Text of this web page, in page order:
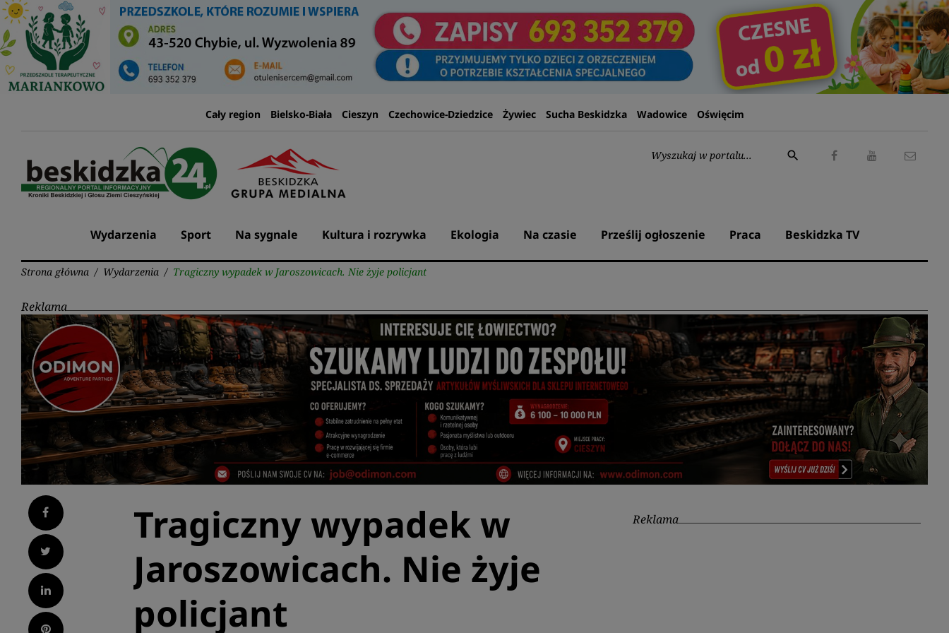
Przejdź
do
treści
Cały region Bielsko-Biała Cieszyn Czechowice-Dziedzice Żywiec Sucha Beskidzka Wadowice Oświęcim
Wyszukaj:
search
Wydarzenia Sport Na sygnale Kultura i rozrywka Ekologia Na czasie Prześlij ogłoszenie Praca Beskidzka TV
Strona główna / Wydarzenia / Tragiczny wypadek w Jaroszowicach. Nie żyje policjant
Reklama
Facebook
Twitter
LinkedIn
Pinterest
Tragiczny wypadek w
Jaroszowicach. Nie żyje
policjant
Reklama